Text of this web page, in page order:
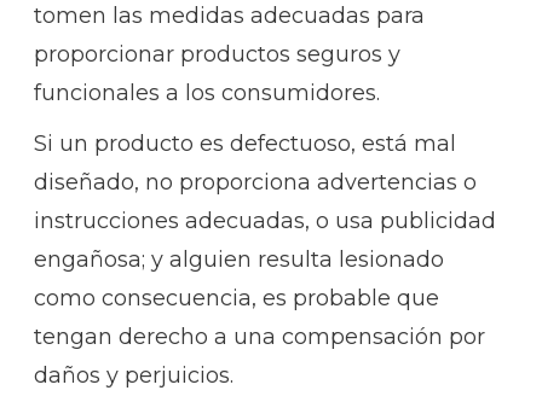
tomen las medidas adecuadas para
proporcionar productos seguros y
funcionales a los consumidores.
Si un producto es defectuoso, está mal
diseñado, no proporciona advertencias o
instrucciones adecuadas, o usa publicidad
engañosa; y alguien resulta lesionado
como consecuencia, es probable que
tengan derecho a una compensación por
daños y perjuicios.